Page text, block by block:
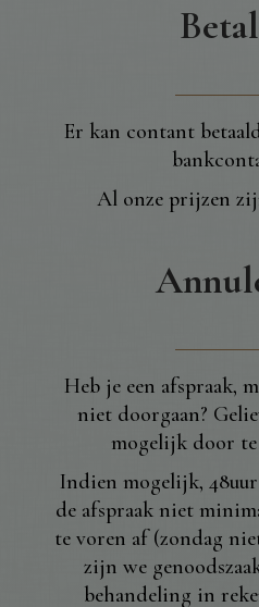
Er kan contant
Al onze prijzen
Heb je een afspraak,
niet doorgaan?
mogelijk door
Indien mogelijk,
de afspraak niet
te voren af (zondag
zijn we
behandeling in